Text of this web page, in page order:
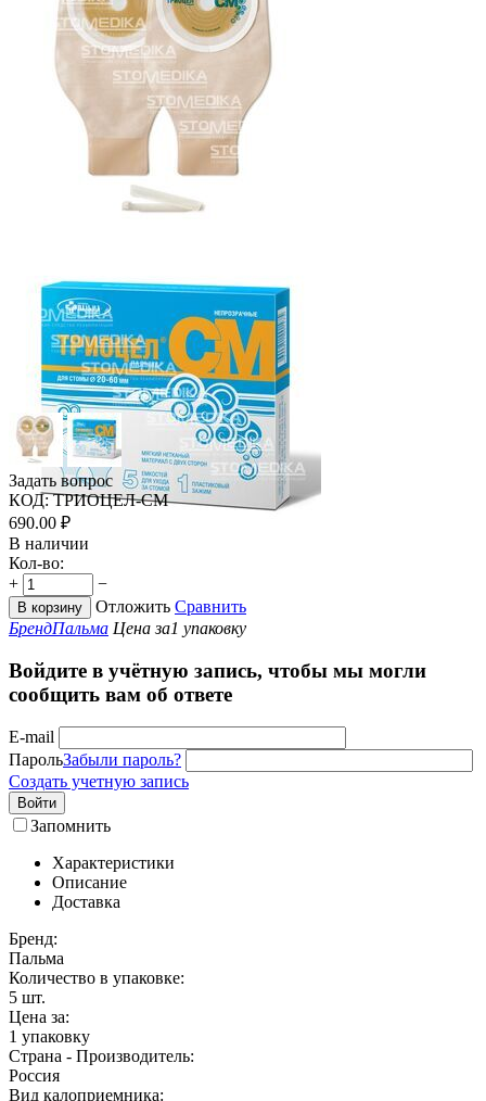
Задать вопрос
КОД: ТРИОЦЕЛ-СМ
690.00 ₽
В наличии
Кол-во:
+
−
В корзину Отложить Сравнить
БрендПальма Цена за1 упаковку
Войдите в учётную запись, чтобы мы могли
сообщить вам об ответе
E-mail
ПарольЗабыли пароль?
Создать учетную запись
Войти
Запомнить
Характеристики
Описание
Доставка
Бренд:
Пальма
Количество в упаковке:
5 шт.
Цена за:
1 упаковку
Страна - Производитель:
Россия
Вид калоприемника: